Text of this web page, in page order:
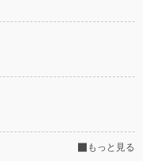
もっと見る